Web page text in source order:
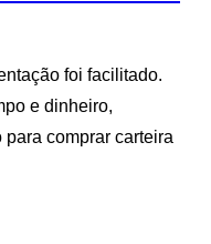
foi facilitado.
e dinheiro,
comprar carteira